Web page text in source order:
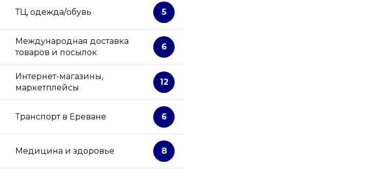
ТЦ, одежда/обувь 5
Международная доставка
товаров и посылок
6
Интернет-магазины,
маркетплейсы
12
Транспорт в Ереване 6
Медицина и здоровье 8